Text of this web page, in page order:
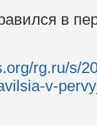
в
rg.ru/s/
v-